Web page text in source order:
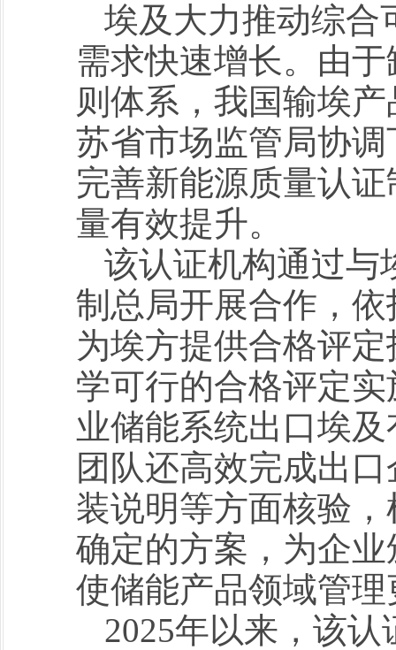
埃及大力推动综合
需求快速增长。由
则体系，我国输埃
苏省市场监管局协
完善新能源质量认
量有效提升。
该认证机构通过与
制总局开展合作，
为埃方提供合格评
学可行的合格评定
业储能系统出口埃
团队还高效完成出
装说明等方面核验
确定的方案，为企
使储能产品领域管
2025年以来，该